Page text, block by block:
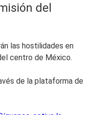
del
las hostilidades en
centro de México.
de la plataforma de